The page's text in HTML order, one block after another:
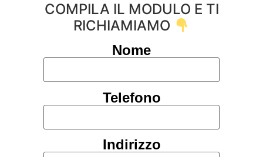
COMPILA IL MODULO E TI
RICHIAMIAMO
Nome
Telefono
Indirizzo